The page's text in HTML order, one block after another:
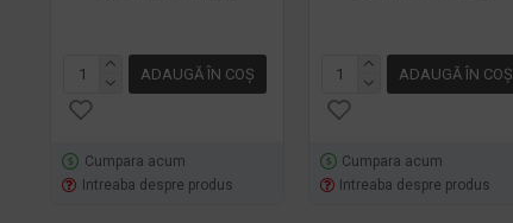
ADAUGĂ ÎN COŞ
Cumpara acum
Intreaba despre produs
ADAUGĂ ÎN COŞ
Cumpara acum
Intreaba despre produs